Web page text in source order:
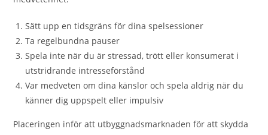
Sätt upp en tidsgräns för dina spelsessioner
Ta regelbundna pauser
Spela inte när du är stressad, trött eller konsumerat i
utstridrande intresseförstånd
Var medveten om dina känslor och spela aldrig när du
känner dig uppspelt eller impulsiv
Placeringen inför att utbyggnadsmarknaden för att skydda